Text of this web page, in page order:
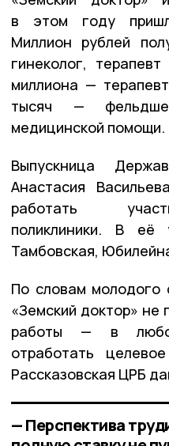
в этом году
Миллион рублей
гинеколог,
миллиона —
тысяч —
медицинской помощи.
Выпускница
Анастасия
работать
поликлиники. В её
Тамбовская,
По словам молодого
«Земский доктор» не
работы — в
отработать
Рассказовская ЦРБ
— Перспектива